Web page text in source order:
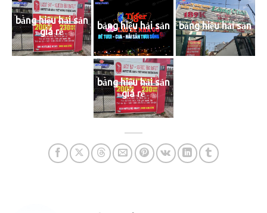
bảng hiệu hải sản
giá rẻ
bảng hiệu hải sản bảng hiệu hải sản
bảng hiệu hải sản
giá rẻ